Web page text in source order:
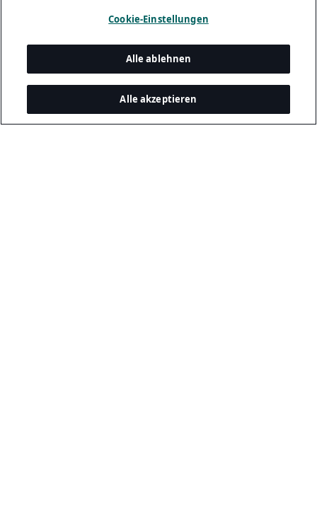
Cookie-Einstellungen
Alle ablehnen
Alle akzeptieren